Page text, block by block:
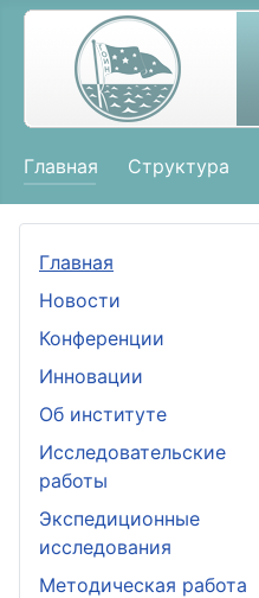
Главная Структура
Главная
Новости
Конференции
Инновации
Об институте
Исследовательские
работы
Экспедиционные
исследования
Методическая работа